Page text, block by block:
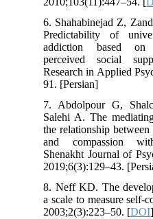
6. Shahabinejad Z,
Predictability of
addiction based on
perceived social
Research in Applied
91. [Persian]
7. Abdolpour G,
Salehi A. The
the relationship
and compassion
Shenakht Journal of
2019;6(3):129–43.
8. Neff KD. The
a scale to measure
2003;2(3):223–50. [DOI